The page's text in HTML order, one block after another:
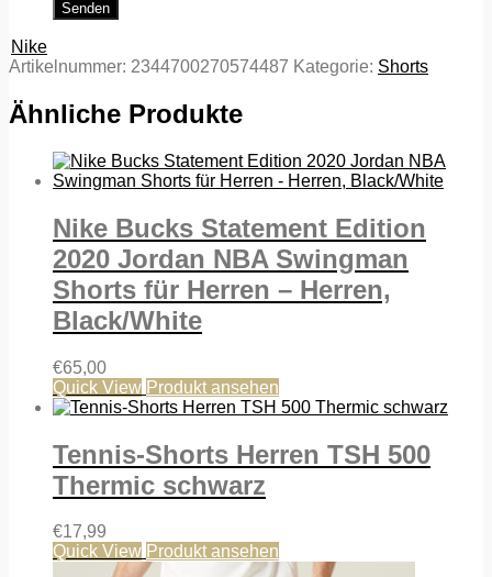
Nike
Artikelnummer: 2344700270574487 Kategorie: Shorts
Ähnliche Produkte
Nike Bucks Statement Edition
2020 Jordan NBA Swingman
Shorts für Herren – Herren,
Black/White
€65,00
Quick View Produkt ansehen
Tennis-Shorts Herren TSH 500
Thermic schwarz
€17,99
Quick View Produkt ansehen